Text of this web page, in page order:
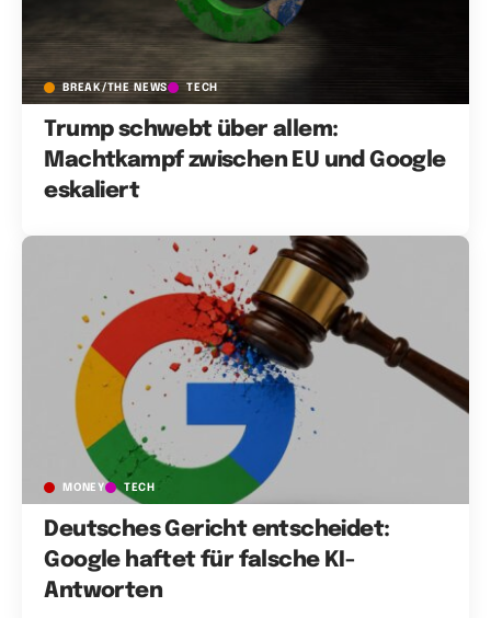
BREAK/THE NEWS TECH
Trump schwebt über allem:
Machtkampf zwischen EU und Google
eskaliert
MONEY TECH
Deutsches Gericht entscheidet:
Google haftet für falsche KI-
Antworten